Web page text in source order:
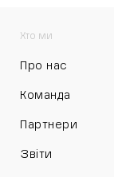
Хто ми
Про нас
Команда
Партнери
Звіти